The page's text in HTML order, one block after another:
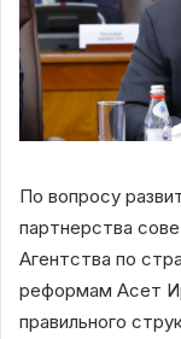
По вопросу
партнерства
Агентства по
реформам Асет
правильного